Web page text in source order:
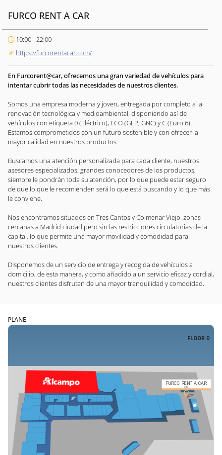
FURCO RENT A CAR
10:00 - 22:00
https://furcorentacar.com/
En Furcorent@car, ofrecemos una gran variedad de vehículos para
intentar cubrir todas las necesidades de nuestros clientes.
Somos una empresa moderna y joven, entregada por completo a la
renovación tecnológica y medioambiental, disponiendo así de
vehículos con etiqueta 0 (Eléctrico), ECO (GLP, GNC) y C (Euro 6).
Estamos comprometidos con un futuro sostenible y con ofrecer la
mayor calidad en nuestros productos.
Buscamos una atención personalizada para cada cliente, nuestros
asesores especializados, grandes conocedores de los productos,
siempre le pondrán toda su atención, por lo que puede estar seguro
de que lo que le recomienden será lo que está buscando y lo que más
le conviene.
Nos encontramos situados en Tres Cantos y Colmenar Viejo, zonas
cercanas a Madrid ciudad pero sin las restricciones circulatorias de la
capital, lo que permite una mayor movilidad y comodidad para
nuestros clientes.
Disponemos de un servicio de entrega y recogida de vehículos a
domicilio, de esta manera, y como añadido a un servicio eficaz y cordial,
nuestros clientes disfrutan de una mayor tranquilidad y comodidad.
PLANE